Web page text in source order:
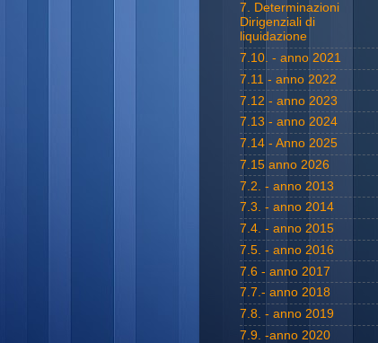
7. Determinazioni
Dirigenziali di
liquidazione
7.10. - anno 2021
7.11 - anno 2022
7.12 - anno 2023
7.13 - anno 2024
7.14 - Anno 2025
7.15 anno 2026
7.2. - anno 2013
7.3. - anno 2014
7.4. - anno 2015
7.5. - anno 2016
7.6 - anno 2017
7.7.- anno 2018
7.8. - anno 2019
7.9. -anno 2020